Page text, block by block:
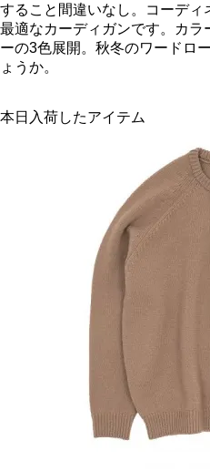
すること間違いなし。コーディ
最適なカーディガンです。カ
ーの3色展開。秋冬のワードロ
ょうか。
本日入荷したアイテム